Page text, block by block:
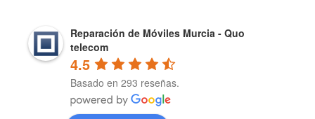
Reparación de Móviles Murcia - Quo
telecom
4.5
Basado en 293 reseñas.